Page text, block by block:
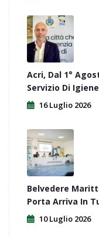
Acri, Dal 1°
Servizio Di
16 Luglio 2026
Belvedere
Porta Arriva In
10 Luglio 2026